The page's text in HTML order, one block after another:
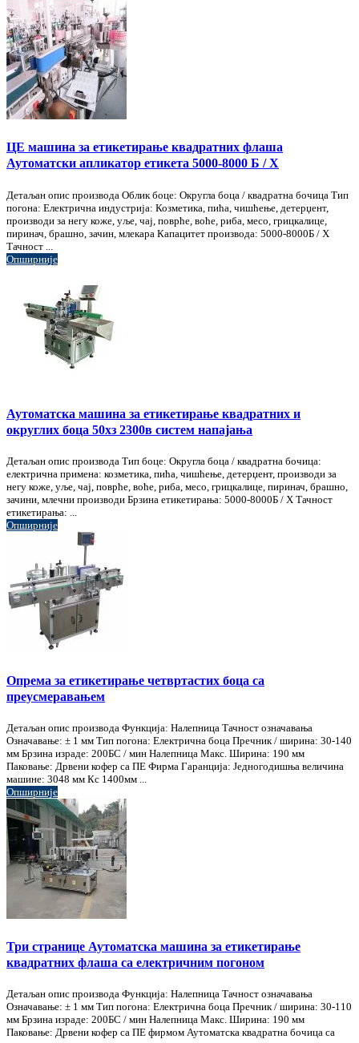
ЦЕ машина за етикетирање квадратних флаша
Аутоматски апликатор етикета 5000-8000 Б / Х
Детаљан опис производа Облик боце: Округла боца / квадратна бочица Тип
погона: Електрична индустрија: Козметика, пића, чишћење, детерџент,
производи за негу коже, уље, чај, поврће, воће, риба, месо, грицкалице,
пиринач, брашно, зачин, млекара Капацитет производа: 5000-8000Б / Х
Тачност ...
Опширније
Аутоматска машина за етикетирање квадратних и
округлих боца 50хз 2300в систем напајања
Детаљан опис производа Тип боце: Округла боца / квадратна бочица:
електрична примена: козметика, пића, чишћење, детерџент, производи за
негу коже, уље, чај, поврће, воће, риба, месо, грицкалице, пиринач, брашно,
зачини, млечни производи Брзина етикетирања: 5000-8000Б / Х Тачност
етикетирања: ...
Опширније
Опрема за етикетирање четвртастих боца са
преусмеравањем
Детаљан опис производа Функција: Налепница Тачност означавања
Означавање: ± 1 мм Тип погона: Електрична боца Пречник / ширина: 30-140
мм Брзина израде: 200БС / мин Налепница Макс. Ширина: 190 мм
Паковање: Дрвени кофер са ПЕ Фирма Гаранција: Једногодишња величина
машине: 3048 мм Кс 1400мм ...
Опширније
Три странице Аутоматска машина за етикетирање
квадратних флаша са електричним погоном
Детаљан опис производа Функција: Налепница Тачност означавања
Означавање: ± 1 мм Тип погона: Електрична боца Пречник / ширина: 30-110
мм Брзина израде: 200БС / мин Налепница Макс. Ширина: 190 мм
Паковање: Дрвени кофер са ПЕ фирмом Аутоматска квадратна бочица са